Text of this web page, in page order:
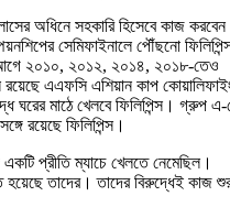
অধিনে সহকারি হিসেবে কাজ করবেন
সেমিফাইনালে পৌঁছনো
২০১০, ২০১২, ২০১৪, ২০১৮-তেও
এএফসি এশিয়ান কাপ
ঘরের মাঠে খেলবে ফিলিপিন্স। গ্রুপ
রয়েছে ফিলিপিন্স।
প্রীতি ম্যাচে খেলতে নেমেছিল।
তাদের। তাদের বিরুদ্ধেই কাজ